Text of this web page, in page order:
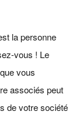
la personne
vous ! Le
vous
associés peut
de votre société